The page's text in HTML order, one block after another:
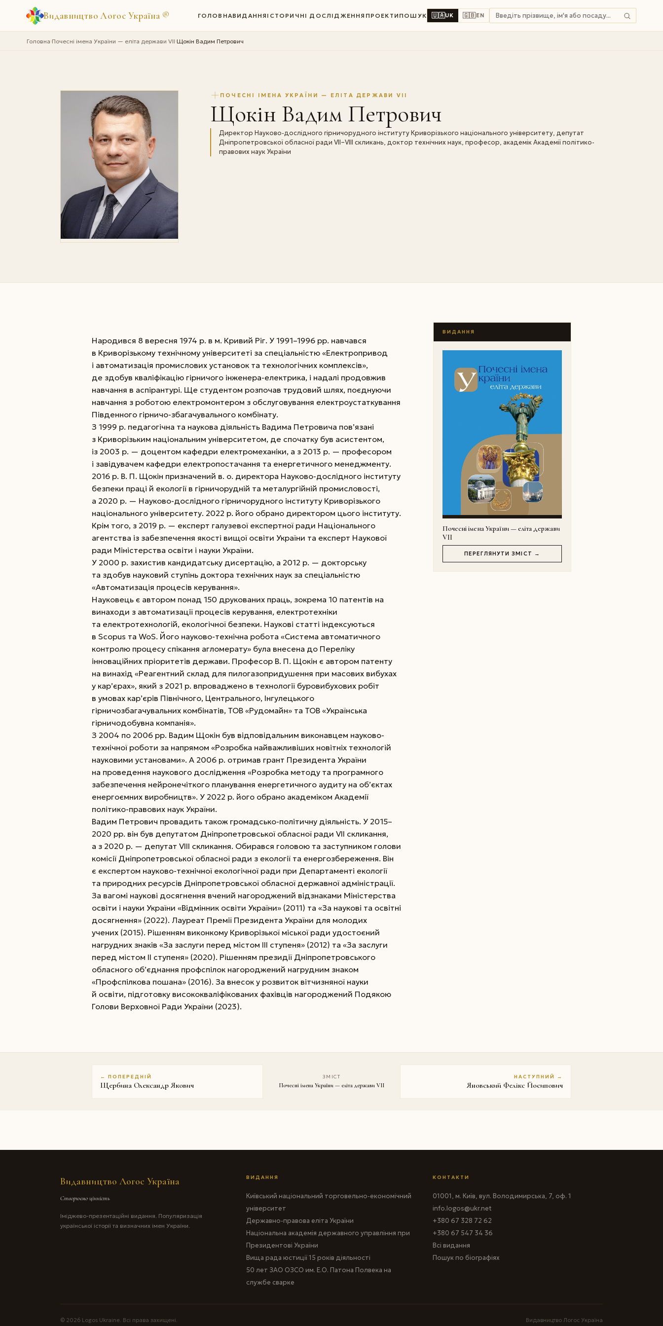
Видавництво Логос Україна ® ГОЛОВНАВИДАННЯ ІСТОРИЧНІ ДОСЛІДЖЕННЯ ПРОЕКТИ ПОШУК 🇺🇦UK 🇬🇧EN
Головна›Почесні імена України — еліта держави VII›Щокін Вадим Петрович
ПОЧЕСНІ ІМЕНА УКРАЇНИ — ЕЛІТА ДЕРЖАВИ VII
Щокін Вадим Петрович
Директор Науково-дослідного гірничорудного інституту Криворізького національного університету, депутат
Дніпропетровської обласної ради VII–VIII скликань, доктор технічних наук, професор, академік Академії політико-
правових наук України
Народився 8 вересня 1974 р. в м. Кривий Ріг. У 1991–1996 рр. навчався
в Криворізькому технічному університеті за спеціальністю «Електропривод
і автоматизація промислових установок та технологічних комплексів»,
де здобув кваліфікацію гірничого інженера-електрика, і надалі продовжив
навчання в аспірантурі. Ще студентом розпочав трудовий шлях, поєднуючи
навчання з роботою електромонтером з обслуговування електроустаткування
Південного гірничо-збагачувального комбінату.
З 1999 р. педагогічна та наукова діяльність Вадима Петровича пов’язані
з Криворізьким національним університетом, де спочатку був асистентом,
із 2003 р. — доцентом кафедри електромеханіки, а з 2013 р. — професором
і завідувачем кафедри електропостачання та енергетичного менеджменту.
2016 р. В. П. Щокін призначений в. о. директора Науково-дослідного інституту
безпеки праці й екології в гірничорудній та металургійній промисловості,
а 2020 р. — Науково-дослідного гірничорудного інституту Криворізького
національного університету. 2022 р. його обрано директором цього інституту.
Крім того, з 2019 р. — експерт галузевої експертної ради Національного
агентства із забезпечення якості вищої освіти України та експерт Наукової
ради Міністерства освіти і науки України.
У 2000 р. захистив кандидатську дисертацію, а 2012 р. — докторську
та здобув науковий ступінь доктора технічних наук за спеціальністю
«Автоматизація процесів керування».
Науковець є автором понад 150 друкованих праць, зокрема 10 патентів на
винаходи з автоматизації процесів керування, електротехніки
та електротехнологій, екологічної безпеки. Наукові статті індексуються
в Scopus та WoS. Його науково-технічна робота «Система автоматичного
контролю процесу спікання агломерату» була внесена до Переліку
інноваційних пріоритетів держави. Професор В. П. Щокін є автором патенту
на винахід «Реагентний склад для пилогазопридушення при масових вибухах
у кар’єрах», який з 2021 р. впроваджено в технології буровибухових робіт
в умовах кар’єрів Північного, Центрального, Інгулецького
гірничозбагачувальних комбінатів, ТОВ «Рудомайн» та ТОВ «Українська
гірничодобувна компанія».
З 2004 по 2006 рр. Вадим Щокін був відповідальним виконавцем науково-
технічної роботи за напрямом «Розробка найважливіших новітніх технологій
науковими установами». А 2006 р. отри­мав грант Президента України
на проведення наукового дослідження «Розробка методу та програмного
забезпечення нейронечіткого планування енергетичного аудиту на об’єктах
енергоємних виробництв». У 2022 р. його обрано академіком Академії
політико-правових наук України.
Вадим Петрович провадить також громадсько-політичну діяльність. У 2015–
2020 рр. він був депутатом Дніпропетровської обласної ради VII скликання,
а з 2020 р. — депутат VIІI скликання. Обирався головою та заступником голови
комісії Дніпропетровської обласної ради з екології та енергозбереження. Він
є експертом науково-технічної екологічної ради при Департаменті екології
та природних ресурсів Дніпропетровської обласної державної адміністрації.
За вагомі наукові досягнення вчений нагороджений відзнаками Міністерства
освіти і науки України «Відмінник освіти України» (2011) та «За наукові та освітні
досягнення» (2022). Лауреат Премії Президента України для молодих
учених (2015). Рішенням виконкому Криворізької міської ради удостоєний
нагрудних знаків «За заслуги перед містом ІІІ ступеня» (2012) та «За заслуги
перед містом ІІ ступеня» (2020). Рішенням президії Дніпропетровського
обласного об’єднання профспілок нагороджений нагрудним знаком
«Профспілкова пошана» (2016). За внесок у розвиток вітчизняної науки
й освіти, підготовку висококваліфікованих фахівців нагороджений Подякою
Голови Верховної Ради України (2023).
ВИДАННЯ
Почесні імена України — еліта держави
VII
ПЕРЕГЛЯНУТИ ЗМІСТ →
← ПОПЕРЕДНІЙ
Щербина Олександр Якович
ЗМІСТ
Почесні імена України — еліта держави VII
НАСТУПНИЙ →
Яновський Фелікс Йосипович
Видавництво Логос Україна
Створюємо цінність
Іміджево-презентаційні видання. Популяризація
української історії та визначних імен України.
ВИДАННЯ
Київський національний торговельно-економічний
університет
Державно-правова еліта України
Національна академія державного управління при
Президентові України
Вища рада юстиції 15 років діяльності
50 лет ЗАО ОЗСО им. Е.О. Патона Полвека на
службе сварке
КОНТАКТИ
01001, м. Київ, вул. Володимирська, 7, оф. 1
info.logos@ukr.net
+380 67 328 72 62
+380 67 547 34 36
Всі видання
Пошук по біографіях
© 2026 Logos Ukraine. Всі права захищені. Видавництво Логос Україна